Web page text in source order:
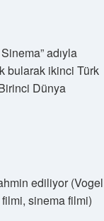
adıyla
bularak ikinci Türk
Dünya
ediliyor (Vogel
sinema filmi)